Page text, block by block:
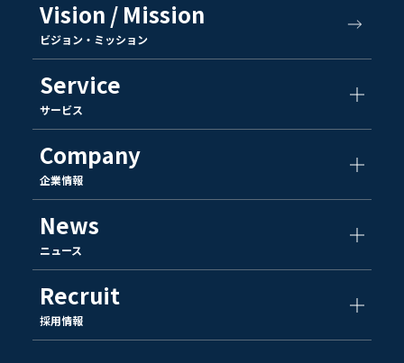
Vision / Mission
ビジョン・ミッション
Service
サービス
Company
企業情報
News
ニュース
Recruit
採用情報